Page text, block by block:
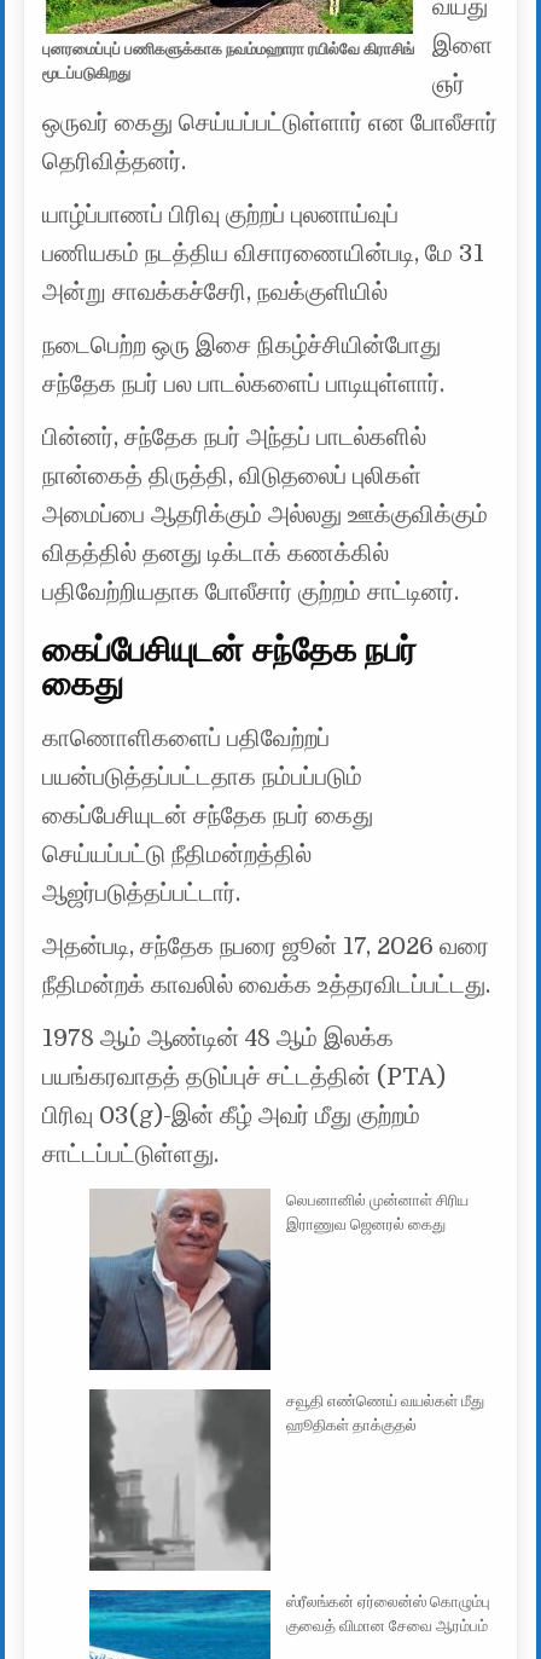
புனரமைப்புப் பணிகளுக்காக நவம்மஹாரா ரயில்வே கிராசிங்
மூடப்படுகிறது
வயது
இளை
ஞர்
ஒருவர் கைது செய்யப்பட்டுள்ளார் என போலீசார்
தெரிவித்தனர்.
யாழ்ப்பாணப் பிரிவு குற்றப் புலனாய்வுப்
பணியகம் நடத்திய விசாரணையின்படி, மே 31
அன்று சாவக்கச்சேரி, நவக்குளியில்
நடைபெற்ற ஒரு இசை நிகழ்ச்சியின்போது
சந்தேக நபர் பல பாடல்களைப் பாடியுள்ளார்.
பின்னர், சந்தேக நபர் அந்தப் பாடல்களில்
நான்கைத் திருத்தி, விடுதலைப் புலிகள்
அமைப்பை ஆதரிக்கும் அல்லது ஊக்குவிக்கும்
விதத்தில் தனது டிக்டாக் கணக்கில்
பதிவேற்றியதாக போலீசார் குற்றம் சாட்டினர்.
கைப்பேசியுடன் சந்தேக நபர்
கைது
காணொளிகளைப் பதிவேற்றப்
பயன்படுத்தப்பட்டதாக நம்பப்படும்
கைப்பேசியுடன் சந்தேக நபர் கைது
செய்யப்பட்டு நீதிமன்றத்தில்
ஆஜர்படுத்தப்பட்டார்.
அதன்படி, சந்தேக நபரை ஜூன் 17, 2026 வரை
நீதிமன்றக் காவலில் வைக்க உத்தரவிடப்பட்டது.
1978 ஆம் ஆண்டின் 48 ஆம் இலக்க
பயங்கரவாதத் தடுப்புச் சட்டத்தின் (PTA)
பிரிவு 03(g)-இன் கீழ் அவர் மீது குற்றம்
சாட்டப்பட்டுள்ளது.
லெபனானில் முன்னாள் சிரிய
இராணுவ ஜெனரல் கைது
சவூதி எண்ணெய் வயல்கள் மீது
ஹூதிகள் தாக்குதல்
ஸ்ரீலங்கன் ஏர்லைன்ஸ் கொழும்பு
குவைத் விமான சேவை ஆரம்பம்